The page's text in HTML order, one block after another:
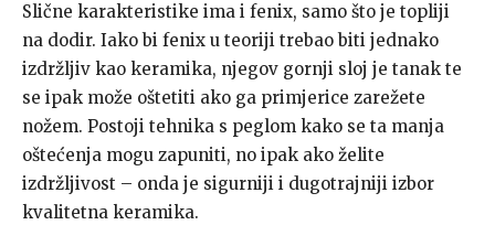
Slične karakteristike ima i fenix, samo što je topliji
na dodir. Iako bi fenix u teoriji trebao biti jednako
izdržljiv kao keramika, njegov gornji sloj je tanak te
se ipak može oštetiti ako ga primjerice zarežete
nožem. Postoji tehnika s peglom kako se ta manja
oštećenja mogu zapuniti, no ipak ako želite
izdržljivost – onda je sigurniji i dugotrajniji izbor
kvalitetna keramika.